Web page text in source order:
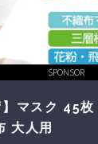
】マスク 45
大人用
SPONSOR